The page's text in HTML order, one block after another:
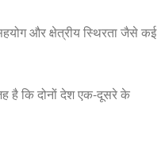
सहयोग और क्षेत्रीय स्थिरता जैसे कई
है कि दोनों देश एक-दूसरे के